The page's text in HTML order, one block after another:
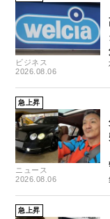
ビジネス
2026.08.06
急上昇
ニュース
2026.08.06
急上昇